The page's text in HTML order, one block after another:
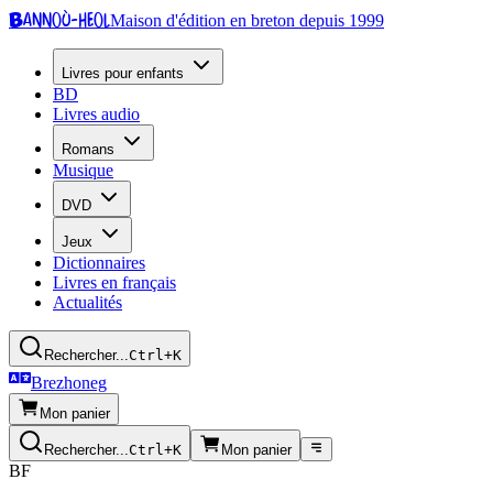
Bannoù-heolMaison d'édition en breton depuis 1999
Livres pour enfants
BD
Livres audio
Romans
Musique
DVD
Jeux
Dictionnaires
Livres en français
Actualités
Rechercher...Ctrl+K
Brezhoneg
Mon panier
Rechercher...Ctrl+K Mon panier
BF